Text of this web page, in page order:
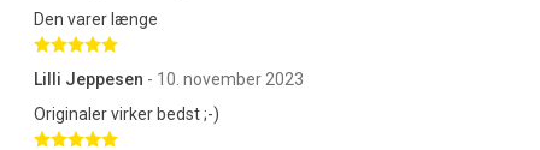
Den varer længe
Betygsatt 5 av 5 stjärnor
Lilli Jeppesen - 10. november 2023
Originaler virker bedst ;-)
Betygsatt 5 av 5 stjärnor